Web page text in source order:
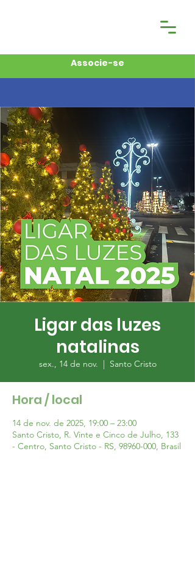
Associe-se
Ligar das luzes
natalinas
sex., 14 de nov.
  |
Santo Cristo
Hora / local
14 de nov. de 2025, 19:00 – 23:00
Santo Cristo, R. Vinte e Cinco de Julho, 133
- Centro, Santo Cristo - RS, 98960-000, Brasil